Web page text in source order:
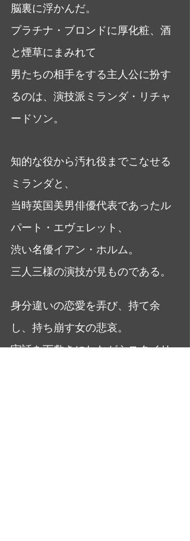
脳裏に浮かんだ。
プラチナ・ブロンドに厚化粧、酒
と煙草にまみれて
男たちの相手をする主人公に扮す
るのは、演技派ミランダ・リチャ
ードソン。
知的な役から汚れ役までこなせる
ミランダと、
当時英国美男俳優代表であったル
パート・エヴェレット、
渋い名優イアン・ホルム。
三人三様の演技が見ものである。
身分違いの恋愛を弄び、持て余
し、持ち崩す女の悲哀。
実話を下敷きにしながらスタイリ